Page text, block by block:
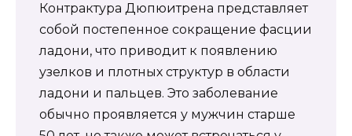
Контрактура Дюпюитрена представляет
собой постепенное сокращение фасции
ладони, что приводит к появлению
узелков и плотных структур в области
ладони и пальцев. Это заболевание
обычно проявляется у мужчин старше